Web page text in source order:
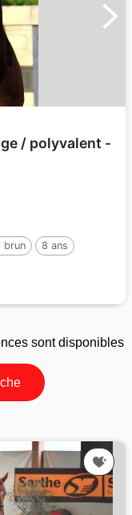
/ polyvalent -
brun
8 ans
sont disponibles